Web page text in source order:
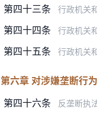
第四十三条 行政机关和
第四十四条 行政机关
第四十五条 行政机关
第六章 对涉嫌垄断行
第四十六条
反垄断执